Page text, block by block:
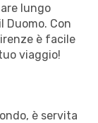
lungo
Duomo. Con
è facile
viaggio!
è servita